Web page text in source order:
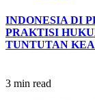
INDONESIA DI
PRAKTISI
TUNTUTAN
3 min read